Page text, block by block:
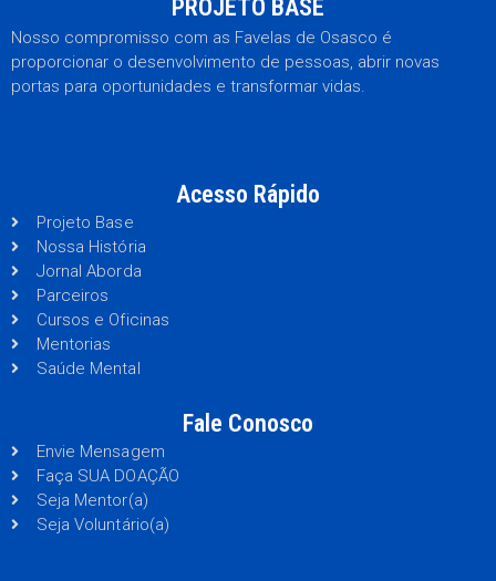
PROJETO BASE
Nosso compromisso com as Favelas de Osasco é
proporcionar o desenvolvimento de pessoas, abrir novas
portas para oportunidades e transformar vidas.
Acesso Rápido
Projeto Base
Nossa História
Jornal Aborda
Parceiros
Cursos e Oficinas
Mentorias
Saúde Mental
Fale Conosco
Envie Mensagem
Faça SUA DOAÇÃO
Seja Mentor(a)
Seja Voluntário(a)